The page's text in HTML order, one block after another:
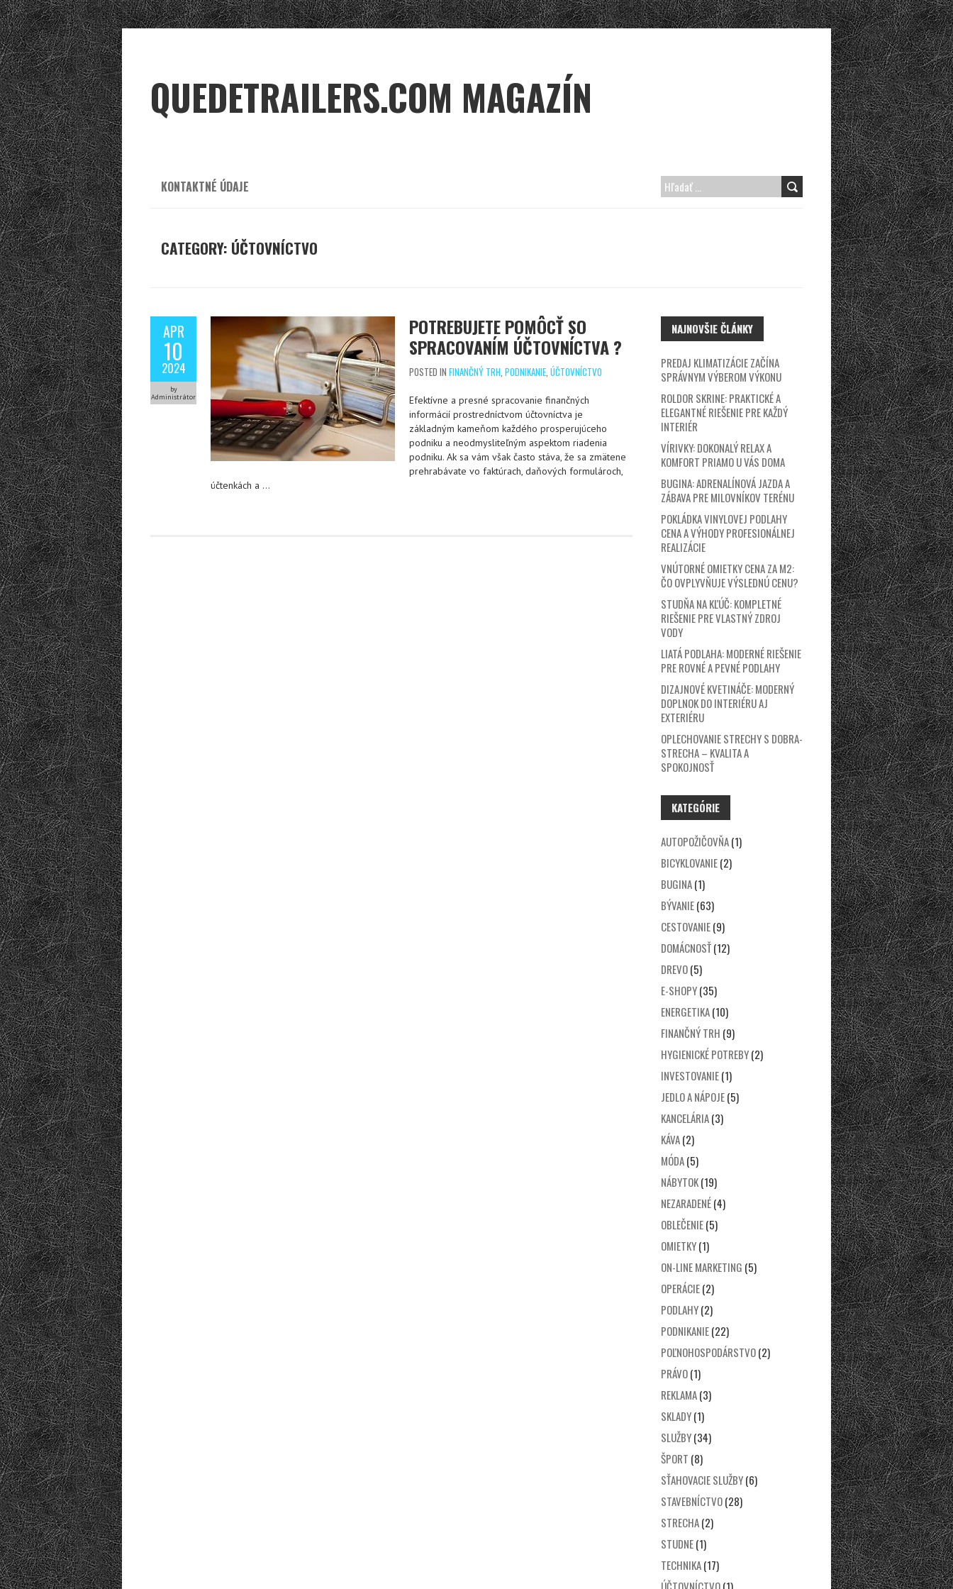
QUEDETRAILERS.COM MAGAZÍN
KONTAKTNÉ ÚDAJE
H
:
CATEGORY: ÚČTOVNÍCTVO
APR
10
2024
by
Administrátor
POTREBUJETE POMÔCŤ SO
SPRACOVANÍM ÚČTOVNÍCTVA ?
POSTED IN FINANČNÝ TRH, PODNIKANIE, ÚČTOVNÍCTVO
Efektívne a presné spracovanie finančných
informácií prostredníctvom účtovníctva je
základným kameňom každého prosperujúceho
podniku a neodmysliteľným aspektom riadenia
podniku. Ak sa vám však často stáva, že sa zmätene
prehrabávate vo faktúrach, daňových formulároch,
účtenkách a …
NAJNOVŠIE ČLÁNKY
PREDAJ KLIMATIZÁCIE ZAČÍNA
SPRÁVNYM VÝBEROM VÝKONU
ROLDOR SKRINE: PRAKTICKÉ A
ELEGANTNÉ RIEŠENIE PRE KAŽDÝ
INTERIÉR
VÍRIVKY: DOKONALÝ RELAX A
KOMFORT PRIAMO U VÁS DOMA
BUGINA: ADRENALÍNOVÁ JAZDA A
ZÁBAVA PRE MILOVNÍKOV TERÉNU
POKLÁDKA VINYLOVEJ PODLAHY
CENA A VÝHODY PROFESIONÁLNEJ
REALIZÁCIE
VNÚTORNÉ OMIETKY CENA ZA M2:
ČO OVPLYVŇUJE VÝSLEDNÚ CENU?
STUDŇA NA KĽÚČ: KOMPLETNÉ
RIEŠENIE PRE VLASTNÝ ZDROJ
VODY
LIATÁ PODLAHA: MODERNÉ RIEŠENIE
PRE ROVNÉ A PEVNÉ PODLAHY
DIZAJNOVÉ KVETINÁČE: MODERNÝ
DOPLNOK DO INTERIÉRU AJ
EXTERIÉRU
OPLECHOVANIE STRECHY S DOBRA-
STRECHA – KVALITA A
SPOKOJNOSŤ
KATEGÓRIE
AUTOPOŽIČOVŇA(1)
BICYKLOVANIE(2)
BUGINA(1)
BÝVANIE(63)
CESTOVANIE(9)
DOMÁCNOSŤ(12)
DREVO(5)
E-SHOPY(35)
ENERGETIKA(10)
FINANČNÝ TRH (9)
HYGIENICKÉ POTREBY(2)
INVESTOVANIE(1)
JEDLO A NÁPOJE(5)
KANCELÁRIA(3)
KÁVA(2)
MÓDA(5)
NÁBYTOK(19)
NEZARADENÉ(4)
OBLEČENIE(5)
OMIETKY(1)
ON-LINE MARKETING (5)
OPERÁCIE(2)
PODLAHY(2)
PODNIKANIE(22)
POĽNOHOSPODÁRSTVO(2)
PRÁVO(1)
REKLAMA(3)
SKLADY(1)
SLUŽBY(34)
ŠPORT (8)
SŤAHOVACIE SLUŽBY(6)
STAVEBNÍCTVO(28)
STRECHA(2)
STUDNE(1)
TECHNIKA(17)